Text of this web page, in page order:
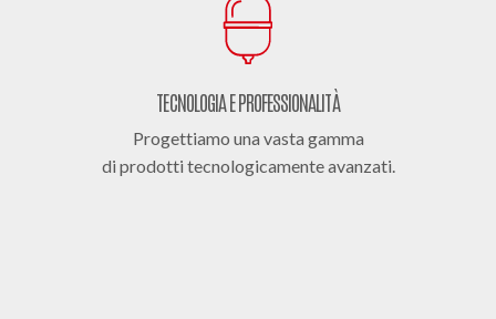
TECNOLOGIA E PROFESSIONALITÀ
Progettiamo una vasta gamma
di prodotti tecnologicamente avanzati.